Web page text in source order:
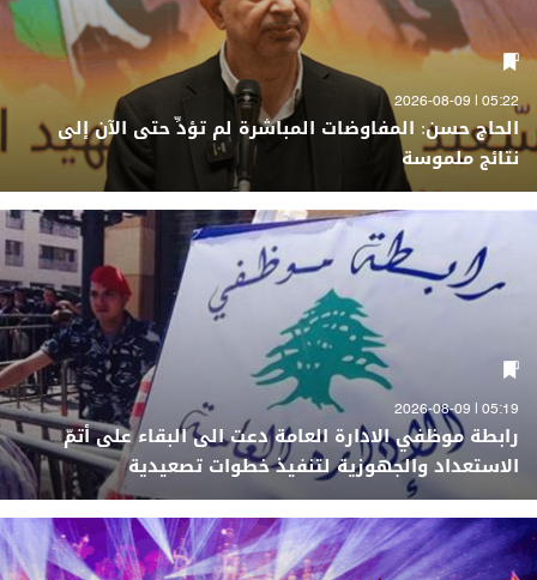
05:22 | 2026-08-09
الحاج حسن: المفاوضات المباشرة لم تؤدِّ حتى الآن إلى
نتائج ملموسة
05:19 | 2026-08-09
رابطة موظفي الادارة العامة دعت الى البقاء على أتمّ
الاستعداد والجهوزية لتنفيذ خطوات تصعيدية